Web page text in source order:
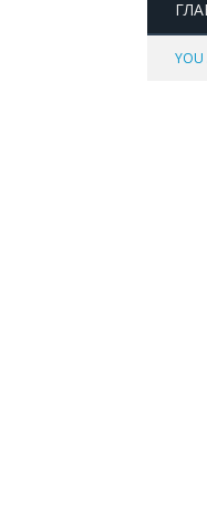
YOU